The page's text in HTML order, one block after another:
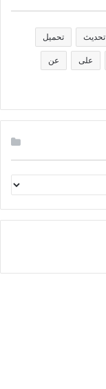
تحديث تحميل
على عن